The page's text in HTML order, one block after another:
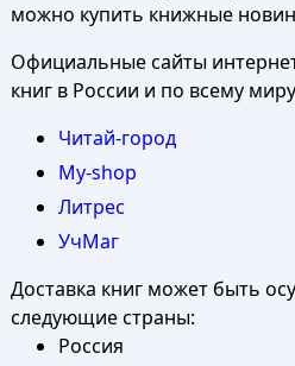
можно купить книжные
Официальные сайты
книг в России и по всему
Читай-город
My-shop
Литрес
УчМаг
Доставка книг может быть
следующие страны:
Россия